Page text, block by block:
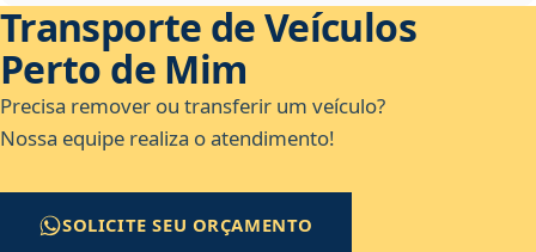
Transporte de Veículos
Perto de Mim
Precisa remover ou transferir um veículo?
Nossa equipe realiza o atendimento!
SOLICITE SEU ORÇAMENTO